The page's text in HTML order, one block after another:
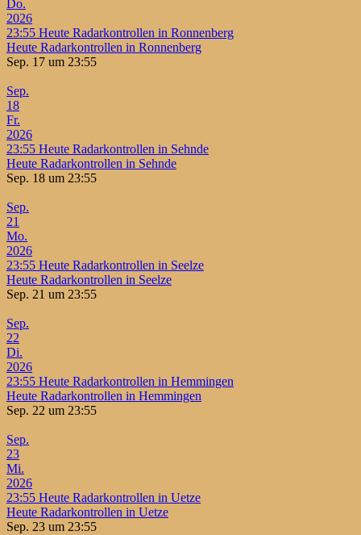
Do.
2026
23:55 Heute Radarkontrollen in Ronnenberg
Heute Radarkontrollen in Ronnenberg
Sep. 17 um 23:55
Sep.
18
Fr.
2026
23:55 Heute Radarkontrollen in Sehnde
Heute Radarkontrollen in Sehnde
Sep. 18 um 23:55
Sep.
21
Mo.
2026
23:55 Heute Radarkontrollen in Seelze
Heute Radarkontrollen in Seelze
Sep. 21 um 23:55
Sep.
22
Di.
2026
23:55 Heute Radarkontrollen in Hemmingen
Heute Radarkontrollen in Hemmingen
Sep. 22 um 23:55
Sep.
23
Mi.
2026
23:55 Heute Radarkontrollen in Uetze
Heute Radarkontrollen in Uetze
Sep. 23 um 23:55